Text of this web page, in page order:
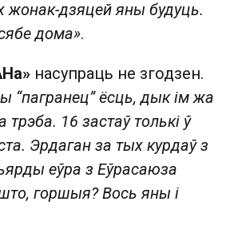
жонак-дзяцей яны будуць.
дома».
насупраць не згодзен.
“пагранец” ёсць, дык ім жа
16 застаў толькі ў
Эрдаган за тых курдаў з
еўра з Еўрасаюза
горшыя? Вось яны і